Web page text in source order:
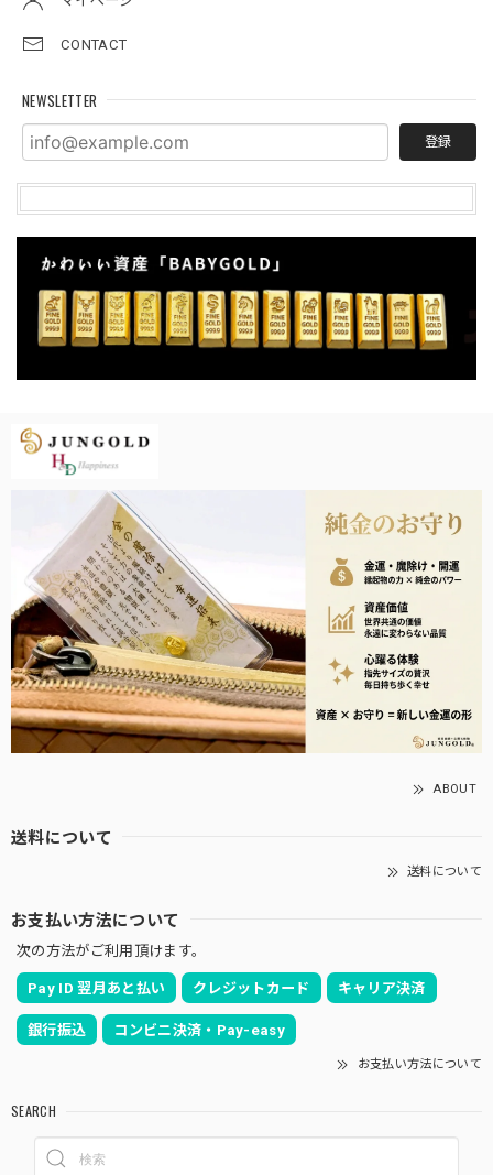
CONTACT
NEWSLETTER
登録
ABOUT
送料について
送料について
お支払い方法について
次の方法がご利用頂けます。
Pay ID 翌月あと払い クレジットカード キャリア決済
銀行振込 コンビニ決済・Pay-easy
お支払い方法について
SEARCH